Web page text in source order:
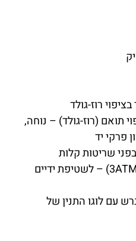
רוז-גולד
תואם (רוז-גולד) – נוחה,
פרקי יד
שריטות קלות
30 מטר (3ATM) – לשטיפת ידיים
עם לוגו התנין של